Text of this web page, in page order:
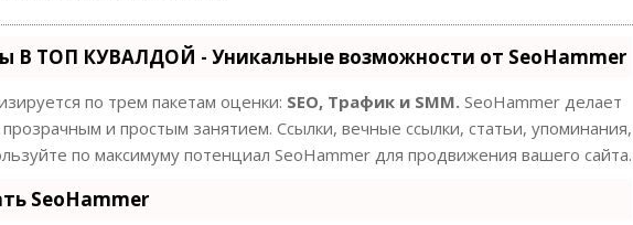
В ТОП КУВАЛДОЙ - Уникальные возможности от SeoHammer
по трем пакетам оценки: SEO, Трафик и SMM. SeoHammer делает
и простым занятием. Ссылки, вечные ссылки, статьи, упоминания,
по максимуму потенциал SeoHammer для продвижения вашего сайта.
SeoHammer